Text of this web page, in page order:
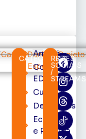
CATEGORIAS
Amapá
Cortes
EDcast
Cultura
Destaques
Economia
e Política
REDES
SOCIAIS
/
STREAMS